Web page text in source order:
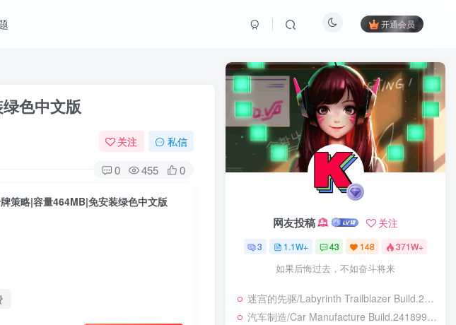
开通会员
色中文版
关注 私信
0 455 0
策略|容量464MB|免安装绿色中文版
网友投稿 关注
3 1.1W+ 43 148 371W+
如果后悔过去，不如奋斗将来
迷宫的先驱/Labyrinth Trailblazer Build.24028226|动作冒险|容量466B|免安装绿色中文版
汽车制造/Car Manufacture Build.24189984|模拟经营|容量11.6GB|免安装绿色中文版